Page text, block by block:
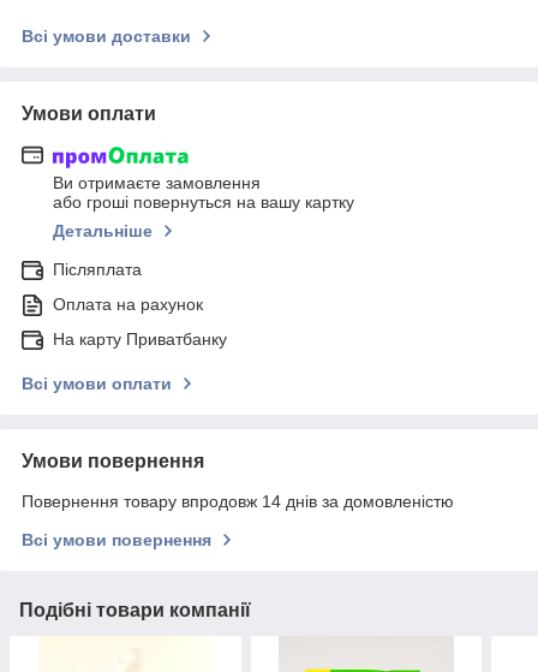
Всі умови доставки
Умови оплати
Ви отримаєте замовлення
або гроші повернуться на вашу картку
Детальніше
Післяплата
Оплата на рахунок
На карту Приватбанку
Всі умови оплати
Умови повернення
Повернення товару впродовж 14 днів за домовленістю
Всі умови повернення
Подібні товари компанії